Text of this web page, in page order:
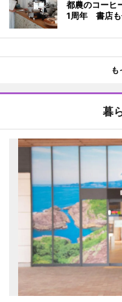
都農のコーヒ
1周年 書店も
も
暮